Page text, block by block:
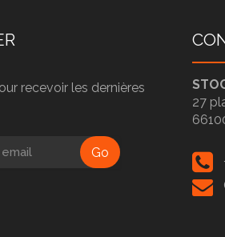
recevoir les dernières
Go
27